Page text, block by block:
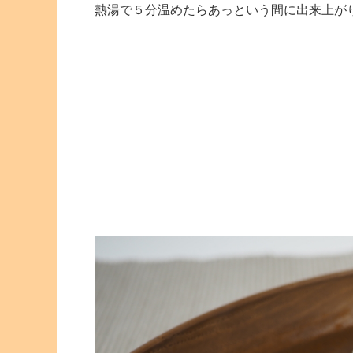
熱湯で５分温めたらあっという間に出来上が